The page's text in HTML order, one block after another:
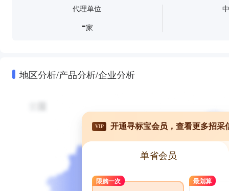
代理单位
-家
地区分析/产品分析/企业分析
VIP 开通寻标宝会员，查看更多招采
单省会员
限购一次 最划算